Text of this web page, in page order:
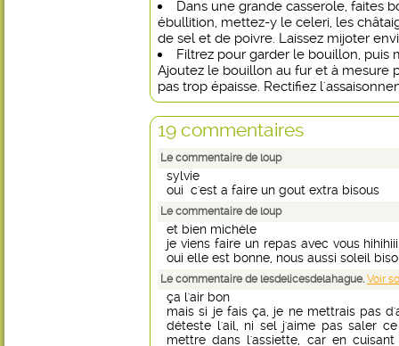
Dans une grande casserole, faites
ébullition, mettez-y le celeri, les
de sel et de poivre. Laissez mijoter
Filtrez pour garder le bouillon, puis
Ajoutez le bouillon au fur et à mesure
pas trop épaisse. Rectifiez
19 commentaires
Le commentaire de loup
sylvie
oui c'est a faire un gout extra bisous
Le commentaire de loup
et bien michèle
je viens faire un repas avec vous
oui elle est bonne, nous aussi soleil
Le commentaire de lesdelicesdelahague. Voir
ça l'air bon
mais si je fais ça, je ne mettrais pas
déteste l'ail, ni sel j'aime pas saler
mettre dans l'assiette, car en cuisant